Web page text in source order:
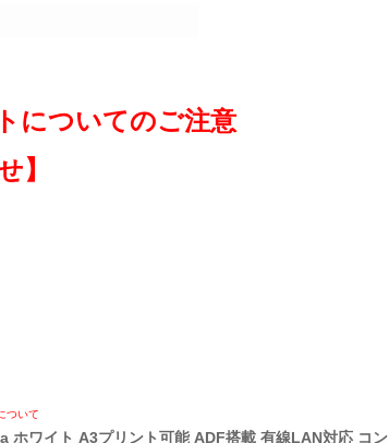
についてのご注意
】
ついて
ホワイト A3プリント可能 ADF搭載 有線LAN対応 コン